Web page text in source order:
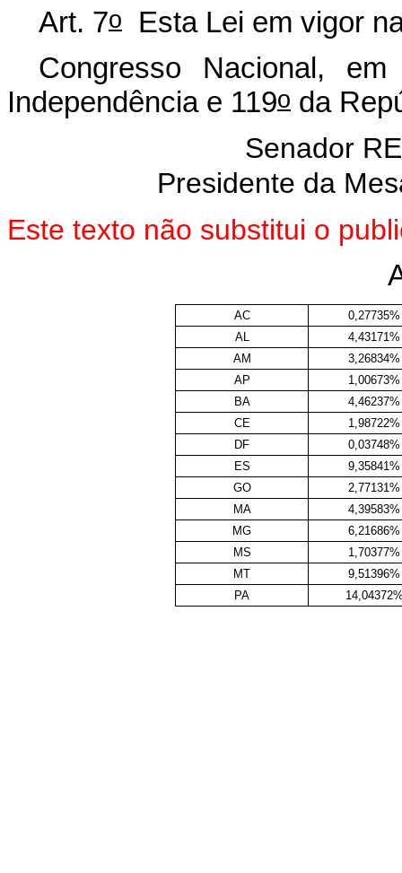
Art. 7o
Esta Lei em vigor
Congresso Nacional,
Independência e 119o da
Senador
Presidente da
Este texto não substitui o
AC
0,27735%
AL
4,43171%
AM
3,26834%
AP
1,00673%
BA
4,46237%
CE
1,98722%
DF
0,03748%
ES
9,35841%
GO
2,77131%
MA
4,39583%
MG
6,21686%
MS
1,70377%
MT
9,51396%
PA